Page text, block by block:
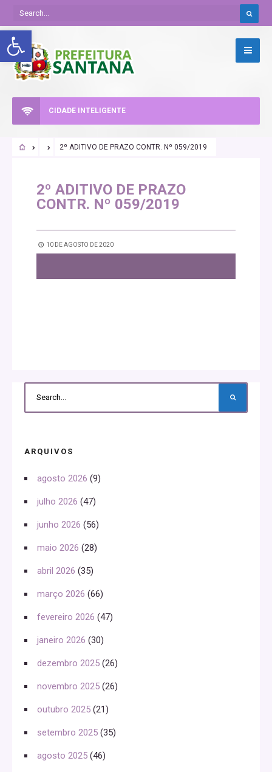
Abrir a barra de ferramentas
CIDADE INTELIGENTE
2º ADITIVO DE PRAZO CONTR. Nº 059/2019
2º ADITIVO DE PRAZO
CONTR. Nº 059/2019
10 DE AGOSTO DE 2020
ARQUIVOS
agosto 2026 (9)
julho 2026 (47)
junho 2026 (56)
maio 2026 (28)
abril 2026 (35)
março 2026 (66)
fevereiro 2026 (47)
janeiro 2026 (30)
dezembro 2025 (26)
novembro 2025 (26)
outubro 2025 (21)
setembro 2025 (35)
agosto 2025 (46)